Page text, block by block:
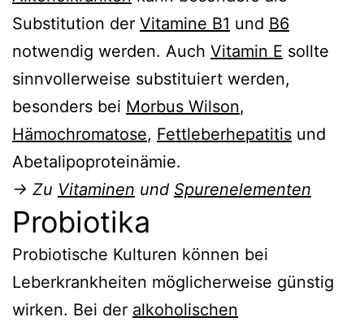
Substitution der Vitamine B1 und B6
notwendig werden. Auch Vitamin E sollte
sinnvollerweise substituiert werden,
besonders bei Morbus Wilson,
Hämochromatose, Fettleberhepatitis und
Abetalipoproteinämie.
→ Zu Vitaminen und Spurenelementen
Probiotika
Probiotische Kulturen können bei
Leberkrankheiten möglicherweise günstig
wirken. Bei der alkoholischen